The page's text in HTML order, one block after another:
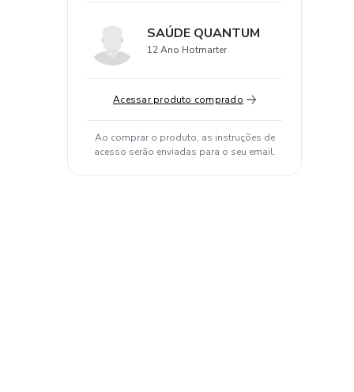
SAÚDE QUANTUM
12 Ano Hotmarter
Acessar produto comprado
Ao comprar o produto, as instruções de
acesso serão enviadas para o seu email.